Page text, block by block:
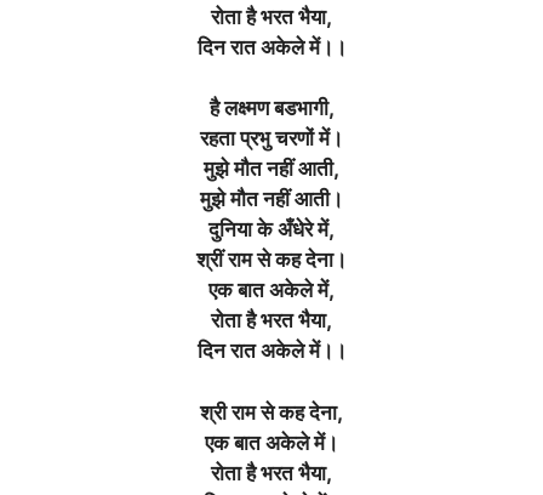
रोता है भरत भैया,
दिन रात अकेले में।।
है लक्ष्मण बडभागी,
रहता प्रभु चरणों में।
मुझे मौत नहीं आती,
मुझे मौत नहीं आती।
दुनिया के अँधेरे में,
श्रीं राम से कह देना।
एक बात अकेले में,
रोता है भरत भैया,
दिन रात अकेले में।।
श्री राम से कह देना,
एक बात अकेले में।
रोता है भरत भैया,